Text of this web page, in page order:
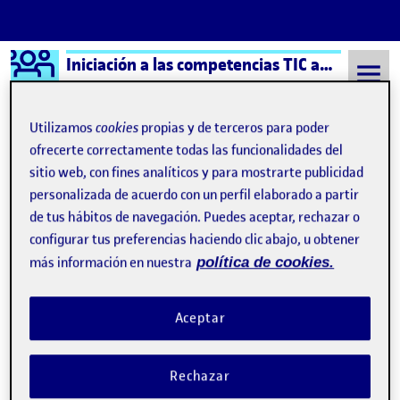
Saltar al contenido
Logo Ágora Iniciación a las competencias TIC aula 5
Semestre 20221 - Aula 5 Katya Moyano Alcacer
Katya Moyano Alcacer
Despedida TIC
Publicado por
Katya Moyano Alcacer
Fecha de publicación
-1 comentario
Después de mucho esfuerzo y aprendizaje, llegamos al último
reto de la asignatura de TIC. Considero que es una asignatura en
la que hay mucha información nueva para el alumnado, no sólo
por las nuevas competencias digitales que ofrece, si no de uno
Utilizamoscookies propias y de terceros para poder
ofrecerte correctamente todas las funcionalidades del
sitio web, con fines analíticos y para mostrarte publicidad
personalizada de acuerdo con un perfil elaborado a partir
de tus hábitos de navegación. Puedes aceptar, rechazar o
configurar tus preferencias haciendo clic abajo, u obtener
más información en nuestra política de cookies.
Rechazar
Aceptar